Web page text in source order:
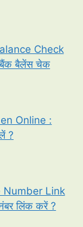
Check
बैंक बैलेंस चेक
Online :
?
Number Link
लिंक करें ?